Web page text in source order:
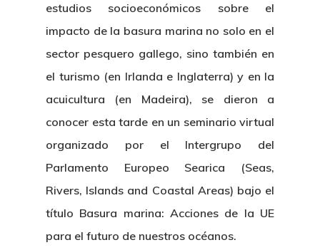
estudios socioeconómicos sobre el
impacto de la basura marina no solo en el
sector pesquero gallego, sino también en
el turismo (en Irlanda e Inglaterra) y en la
acuicultura (en Madeira), se dieron a
conocer esta tarde en un seminario virtual
organizado por el Intergrupo del
Parlamento Europeo Searica (Seas,
Rivers, Islands and Coastal Areas) bajo el
título Basura marina: Acciones de la UE
para el futuro de nuestros océanos.